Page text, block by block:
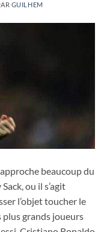
GUILHEM
beaucoup du
ou il s’agit
l’objet toucher le
plus grands joueurs